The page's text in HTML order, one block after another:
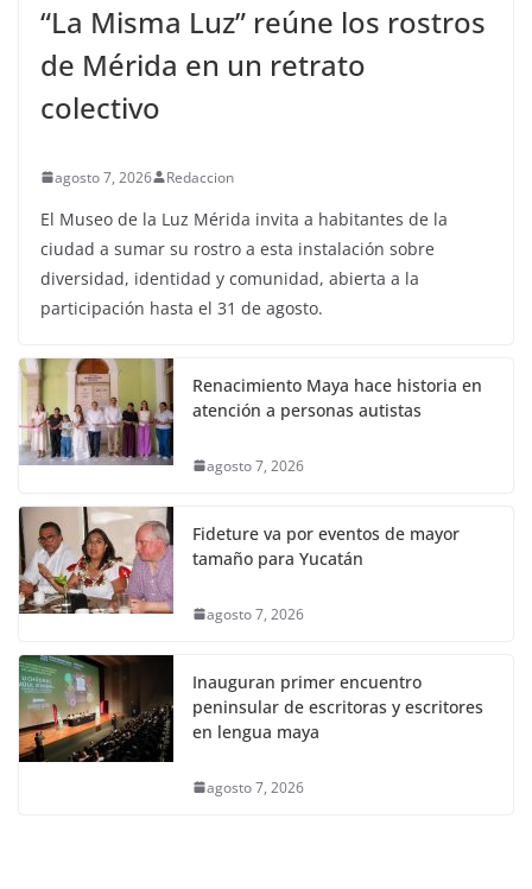
“La Misma Luz” reúne los rostros
de Mérida en un retrato
colectivo
agosto 7, 2026 Redaccion
El Museo de la Luz Mérida invita a habitantes de la
ciudad a sumar su rostro a esta instalación sobre
diversidad, identidad y comunidad, abierta a la
participación hasta el 31 de agosto.
Renacimiento Maya hace historia en
atención a personas autistas
agosto 7, 2026
Fideture va por eventos de mayor
tamaño para Yucatán
agosto 7, 2026
Inauguran primer encuentro
peninsular de escritoras y escritores
en lengua maya
agosto 7, 2026